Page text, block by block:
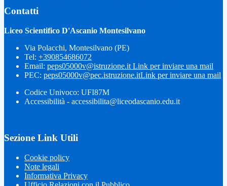
Contatti
Liceo Scientifico D'Ascanio Montesilvano
Via Polacchi, Montesilvano (PE)
Tel: +390854686072
Email: peps05000v@istruzione.it Link per inviare una mail
PEC: peps05000v@pec.istruzione.itLink per inviare una mail
Codice Univoco: UFI87M
Accessibilità - accessibilita@liceodascanio.edu.it
Sezione Link Utili
Cookie policy
Note legali
Informativa Privacy